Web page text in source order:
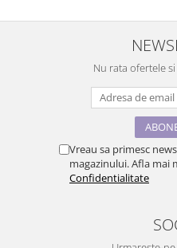
Nu rata ofertele
Vreau sa primesc
magazinului. Afla mai
Confidentialitate